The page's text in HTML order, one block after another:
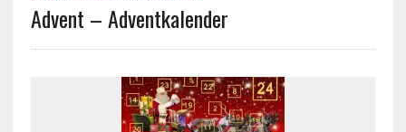
Advent – Adventkalender